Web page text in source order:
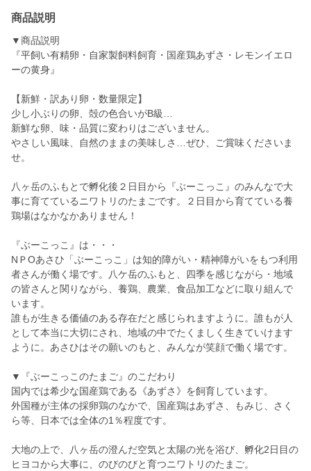
商品説明
▼商品説明
『平飼い有精卵・自家製飼料飼育・国産鶏あずさ・レモンイエロ
ーの黄身』
【新鮮・訳あり卵・数量限定】
少し小ぶりの卵、殻の色合いがB級…
新鮮な卵、味・品質に変わりはございません。
やさしい風味、自然のままの美味しさ…ぜひ、ご賞味くださいま
せ。
八ヶ岳のふもとで孵化後２日目から『ぶーこっこ』のみんなで大
事に育てているニワトリのたまごです。２日目から育てている養
鶏場はなかなかありません！
『ぶーこっこ』は・・・
NＰOあさひ「ぶーこっこ」は知的障がい・精神障がいをもつ利用
者さんが働く場です。八ケ岳のふもと、四季を感じながら・地域
の皆さんと関りながら、養鶏、農業、食品加工などに取り組んで
います。
誰もが生きる価値のある存在だと感じられますように。誰もが人
として本当に大切にされ、地域の中でたくましく生きていけます
ように。あさひはその願いのもと、みんなが笑顔で働く場です。
▼『ぶーこっこのたまご』のこだわり
国内では希少な国産鶏である《あずさ》を飼育しています。
外国種が主体の採卵鶏のなかで、国産鶏はあずさ、もみじ、さく
ら等、日本では全体の1％程度です。
大地の上で、八ヶ岳の澄んだ空気と太陽の光を浴び、孵化2日目の
ヒヨコから大事に、のびのびと育つニワトリのたまご。